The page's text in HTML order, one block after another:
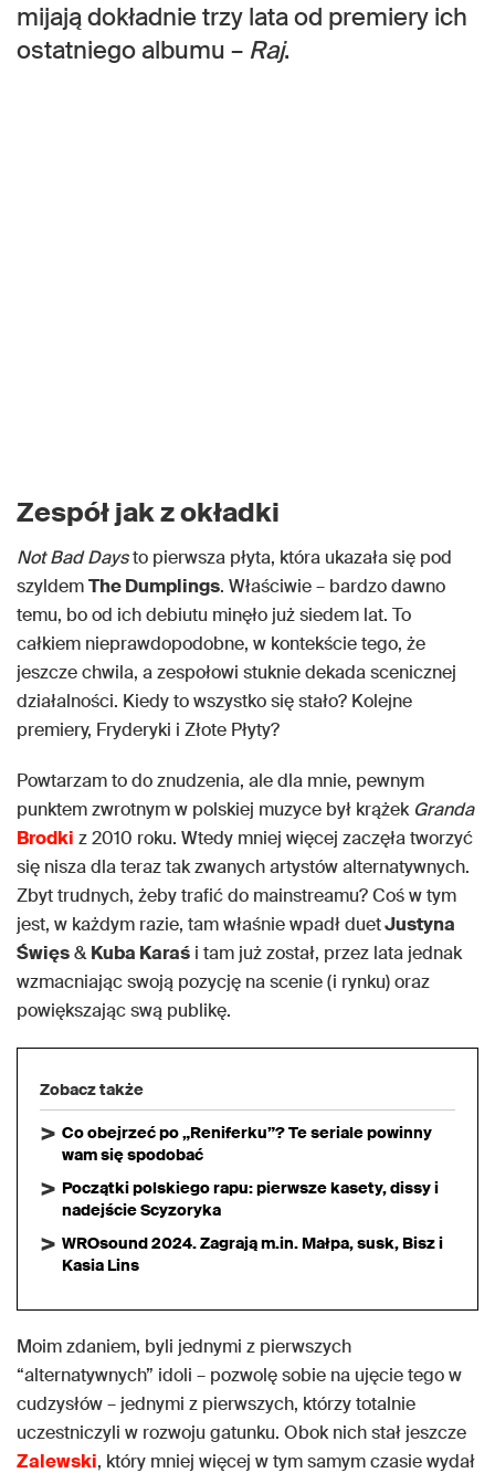
mijają dokładnie trzy lata od premiery ich
ostatniego albumu – Raj.
Zespół jak z okładki
Not Bad Daysto pierwsza płyta, która ukazała się pod
szyldemThe Dumplings. Właściwie – bardzo dawno
temu, bo od ich debiutu minęło już siedem lat. To
całkiem nieprawdopodobne, w kontekście tego, że
jeszcze chwila, a zespołowi stuknie dekada scenicznej
działalności. Kiedy to wszystko się stało? Kolejne
premiery, Fryderyki i Złote Płyty?
Powtarzam to do znudzenia, ale dla mnie, pewnym
punktem zwrotnym w polskiej muzyce był krążekGranda
Brodki z 2010 roku. Wtedy mniej więcej zaczęła tworzyć
się nisza dla teraz tak zwanych artystów alternatywnych.
Zbyt trudnych, żeby trafić do mainstreamu? Coś w tym
jest, w każdym razie, tam właśnie wpadł duetJustyna
Święs&Kuba Karaś i tam już został, przez lata jednak
wzmacniając swoją pozycję na scenie (i rynku) oraz
powiększając swą publikę.
Zobacz także
Co obejrzeć po „Reniferku”? Te seriale powinny
wam się spodobać
Początki polskiego rapu: pierwsze kasety, dissy i
nadejście Scyzoryka
WROsound 2024. Zagrają m.in. Małpa, susk, Bisz i
Kasia Lins
Moim zdaniem, byli jednymi z pierwszych
“alternatywnych” idoli – pozwolę sobie na ujęcie tego w
cudzysłów – jednymi z pierwszych, którzy totalnie
uczestniczyli w rozwoju gatunku. Obok nich stał jeszcze
Zalewski, który mniej więcej w tym samym czasie wydał